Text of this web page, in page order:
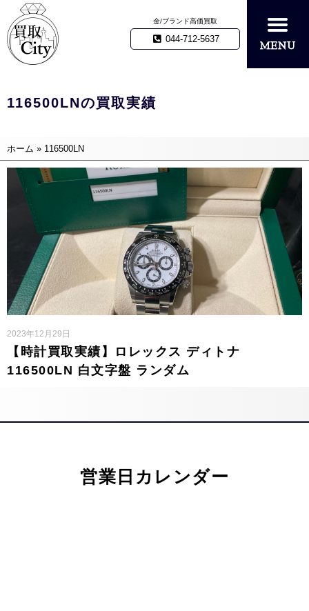
金/ブランド高価買取
044-712-5637
116500LNの買取実績
ホーム » 116500LN
【時計買取実績】ロレックス ディトナ
116500LN 白文字盤 ランダム
2023年12月29日
営業日カレンダー